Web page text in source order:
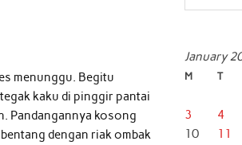
menunggu. Begitu
kaku di pinggir pantai
Pandangannya kosong
dengan riak ombak
January
M T
3
4
10
11